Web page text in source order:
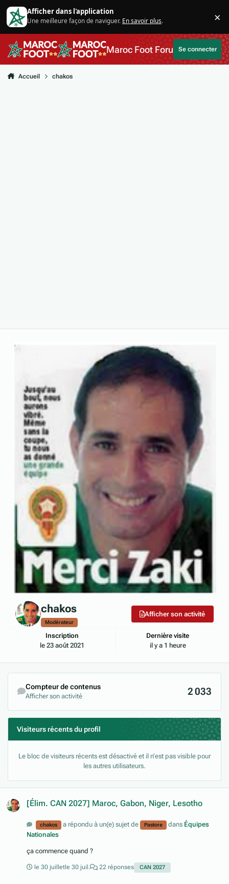
Aller au contenu
Afficher dans l'application
Une meilleure façon de naviguer. En savoir plus. ×
Maroc Foot ForumSe connecter
Accueil chakos
chakos
Modérateur
Inscription
le 23 août 2021
Dernière visite
il y a 1 heure
Afficher son activité
Compteur de contenus
Afficher son activité 2 033
Visiteurs récents du profil
Le bloc de visiteurs récents est désactivé et il n’est pas visible pour
les autres utilisateurs.
[Élim. CAN 2027] Maroc, Gabon, Niger, Lesotho
chakos a répondu à un(e) sujet de Pastore dans Équipes
Nationales
ça commence quand ?
le 30 juillet le 30 juil. 22 réponses CAN 2027